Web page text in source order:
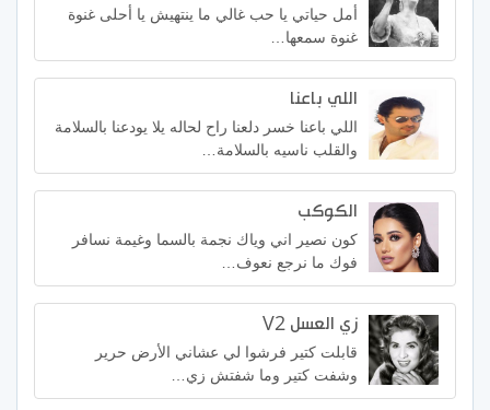
أمل حياتي يا حب غالي ما ينتهيش يا أحلى غنوة
غنوة سمعها…
اللي باعنا
اللي باعنا خسر دلعنا راح لحاله يلا يودعنا بالسلامة
والقلب ناسيه بالسلامة…
الكوكب
كون نصير اني وياك نجمة بالسما وغيمة نسافر
فوك ما نرجع نعوف…
زي العسل V2
قابلت كتير فرشوا لي عشاني الأرض حرير
وشفت كتير وما شفتش زي…